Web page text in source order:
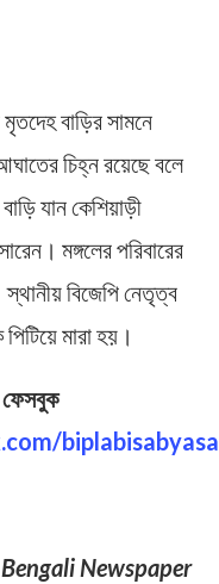
বাড়ির সামনে
চিহ্ন রয়েছে বলে
যান কেশিয়াড়ী
মঙ্গলের পরিবারের
বিজেপি নেতৃত্ব
মারা হয়।
Newspaper